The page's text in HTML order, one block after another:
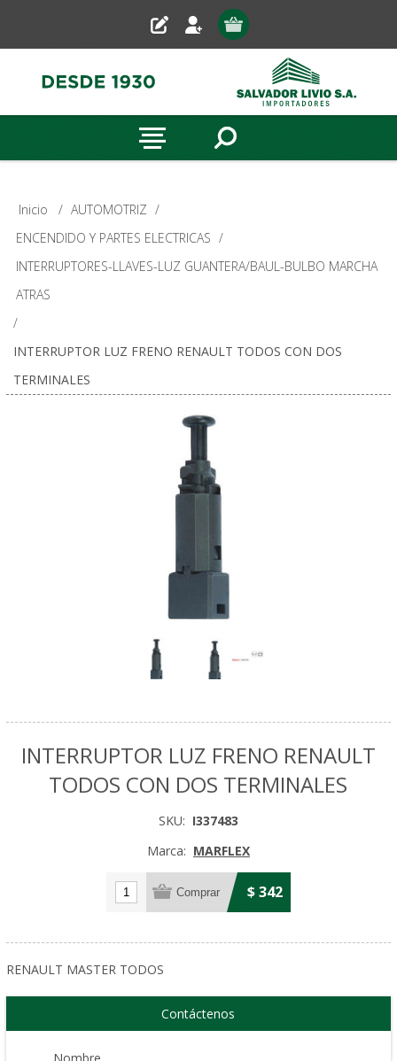
Inicio / AUTOMOTRIZ /
ENCENDIDO Y PARTES ELECTRICAS /
INTERRUPTORES-LLAVES-LUZ GUANTERA/BAUL-BULBO MARCHA
ATRAS
/
INTERRUPTOR LUZ FRENO RENAULT TODOS CON DOS
TERMINALES
INTERRUPTOR LUZ FRENO RENAULT
TODOS CON DOS TERMINALES
SKU: I337483
Marca: MARFLEX
$ 342
RENAULT MASTER TODOS
Contáctenos